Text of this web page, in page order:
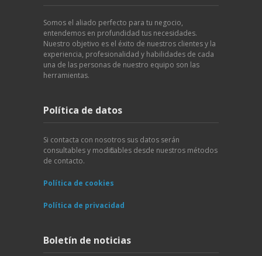
Somos el aliado perfecto para tu negocio,
entendemos en profundidad tus necesidades.
Nuestro objetivo es el éxito de nuestros clientes y la
experiencia, profesionalidad y habilidades de cada
una de las personas de nuestro equipo son las
herramientas.
Política de datos
Si contacta con nosotros sus datos serán
consultables y modificables desde nuestros métodos
de contacto.
Política de cookies
Política de privacidad
Boletín de noticias